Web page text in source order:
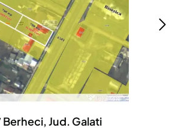
profesionale
si Vehicule
si industriale
Jud. Galati